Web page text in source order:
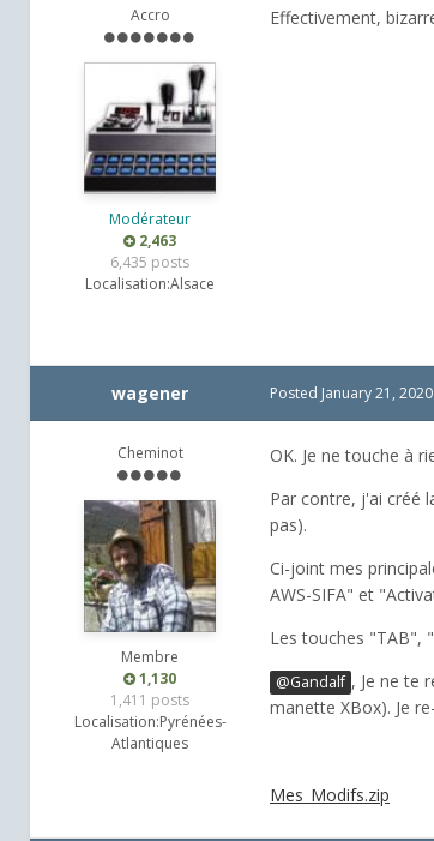
Accro
Modérateur
2,463
6,435 posts
Localisation:Alsace
Effectivement,
wagener
Cheminot
Membre
1,130
1,411 posts
Localisation:Pyrénées-
Atlantiques
Posted January 21, 2020
OK. Je ne touche à
Par contre, j'ai créé
pas).
Ci-joint mes
AWS-SIFA" et
Les touches "TAB",
@Gandalf , Je ne te
manette XBox). Je
Mes_Modifs.zip